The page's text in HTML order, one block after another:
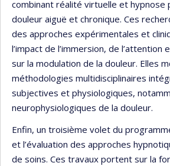
combinant réalité virtuelle et hypnose
douleur aiguë et chronique. Ces
des approches expérimentales et
l’impact de l’immersion, de l’attention
sur la modulation de la douleur. Elles
méthodologies multidisciplinaires
subjectives et physiologiques,
neurophysiologiques de la douleur.
Enfin, un troisième volet du
et l’évaluation des approches
de soins. Ces travaux portent sur la